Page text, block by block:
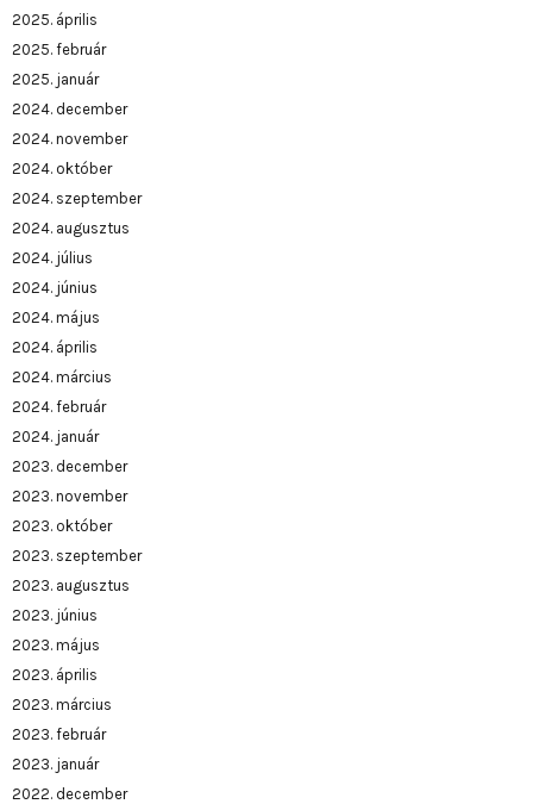
2025. április
2025. február
2025. január
2024. december
2024. november
2024. október
2024. szeptember
2024. augusztus
2024. július
2024. június
2024. május
2024. április
2024. március
2024. február
2024. január
2023. december
2023. november
2023. október
2023. szeptember
2023. augusztus
2023. június
2023. május
2023. április
2023. március
2023. február
2023. január
2022. december